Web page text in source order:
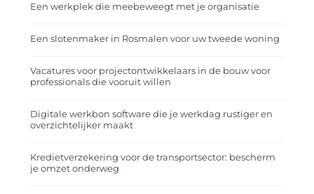
Een werkplek die meebeweegt met je organisatie
Een slotenmaker in Rosmalen voor uw tweede woning
Vacatures voor projectontwikkelaars in de bouw voor
professionals die vooruit willen
Digitale werkbon software die je werkdag rustiger en
overzichtelijker maakt
Kredietverzekering voor de transportsector: bescherm
je omzet onderweg